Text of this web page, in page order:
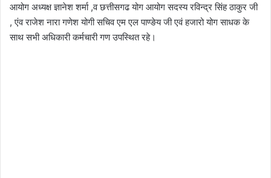
आयोग अध्यक्ष ज्ञानेश शर्मा ,व छत्तीसगढ योग आयोग सदस्य रविन्द्र सिंह ठाकुर जी
, एंव राजेश नारा गणेश योगी सचिव एम एल पाण्ङेय जी एवं हजारो योग साधक के
साथ सभी अधिकारी कर्मचारी गण उपस्थित रहे।